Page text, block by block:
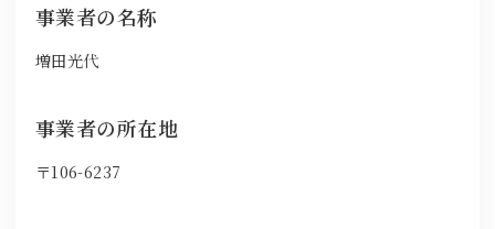
事業者の名称
増田光代
事業者の所在地
〒106-6237